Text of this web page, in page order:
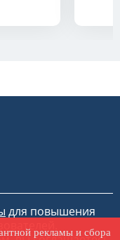
для повышения
рекламы и сбора